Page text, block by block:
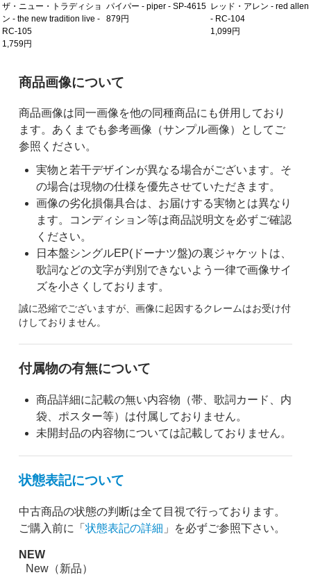
ザ・ニュー・トラディショ
ン - the new tradition live -
RC-105
1,759円
パイパー - piper - SP-4615
879円
レッド・アレン - red allen
- RC-104
1,099円
ご購入前の注意事項
商品画像について
商品画像は同一画像を他の同種商品にも併用しており
ます。あくまでも参考画像（サンプル画像）としてご
参照ください。
実物と若干デザインが異なる場合がございます。そ
の場合は現物の仕様を優先させていただきます。
画像の劣化損傷具合は、お届けする実物とは異なり
ます。コンディション等は商品説明文を必ずご確認
ください。
日本盤シングルEP(ドーナツ盤)の裏ジャケットは、
歌詞などの文字が判別できないよう一律で画像サイ
ズを小さくしております。
誠に恐縮でございますが、画像に起因するクレームはお受け付
けしておりません。
付属物の有無について
商品詳細に記載の無い内容物（帯、歌詞カード、内
袋、ポスター等）は付属しておりません。
未開封品の内容物については記載しておりません。
状態表記について
中古商品の状態の判断は全て目視で行っております。
ご購入前に「 状態表記の詳細 」を必ずご参照下さい。
NEW
New（新品）